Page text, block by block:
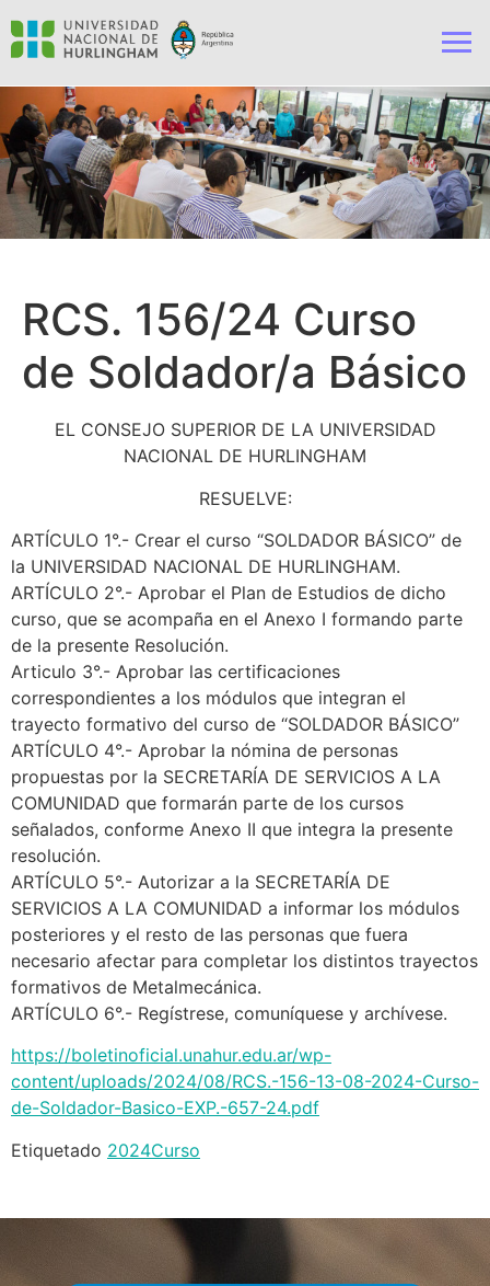
RCS. 156/24 Curso
de Soldador/a Básico
EL CONSEJO SUPERIOR DE LA UNIVERSIDAD
NACIONAL DE HURLINGHAM
RESUELVE:
ARTÍCULO 1°.- Crear el curso “SOLDADOR BÁSICO” de
la UNIVERSIDAD NACIONAL DE HURLINGHAM.
ARTÍCULO 2°.- Aprobar el Plan de Estudios de dicho
curso, que se acompaña en el Anexo I formando parte
de la presente Resolución.
Articulo 3°.- Aprobar las certificaciones
correspondientes a los módulos que integran el
trayecto formativo del curso de “SOLDADOR BÁSICO”
ARTÍCULO 4°.- Aprobar la nómina de personas
propuestas por la SECRETARÍA DE SERVICIOS A LA
COMUNIDAD que formarán parte de los cursos
señalados, conforme Anexo II que integra la presente
resolución.
ARTÍCULO 5°.- Autorizar a la SECRETARÍA DE
SERVICIOS A LA COMUNIDAD a informar los módulos
posteriores y el resto de las personas que fuera
necesario afectar para completar los distintos trayectos
formativos de Metalmecánica.
ARTÍCULO 6°.- Regístrese, comuníquese y archívese.
https://boletinoficial.unahur.edu.ar/wp-
content/uploads/2024/08/RCS.-156-13-08-2024-Curso-
de-Soldador-Basico-EXP.-657-24.pdf
Etiquetado 2024Curso